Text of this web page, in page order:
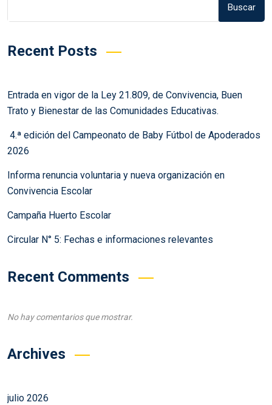
Buscar
Recent Posts
Entrada en vigor de la Ley 21.809, de Convivencia, Buen
Trato y Bienestar de las Comunidades Educativas.
4.ª edición del Campeonato de Baby Fútbol de Apoderados
2026
Informa renuncia voluntaria y nueva organización en
Convivencia Escolar
Campaña Huerto Escolar
Circular N° 5: Fechas e informaciones relevantes
Recent Comments
No hay comentarios que mostrar.
Archives
julio 2026